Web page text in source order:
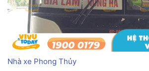
Nhà xe Phong Thủy